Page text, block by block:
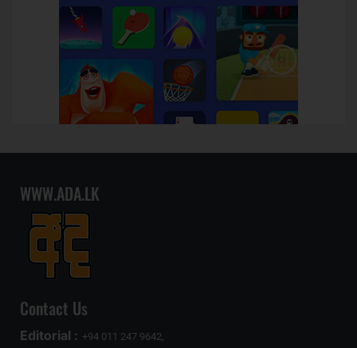
WWW.ADA.LK
Contact Us
Editorial : +94 011 247 9642,